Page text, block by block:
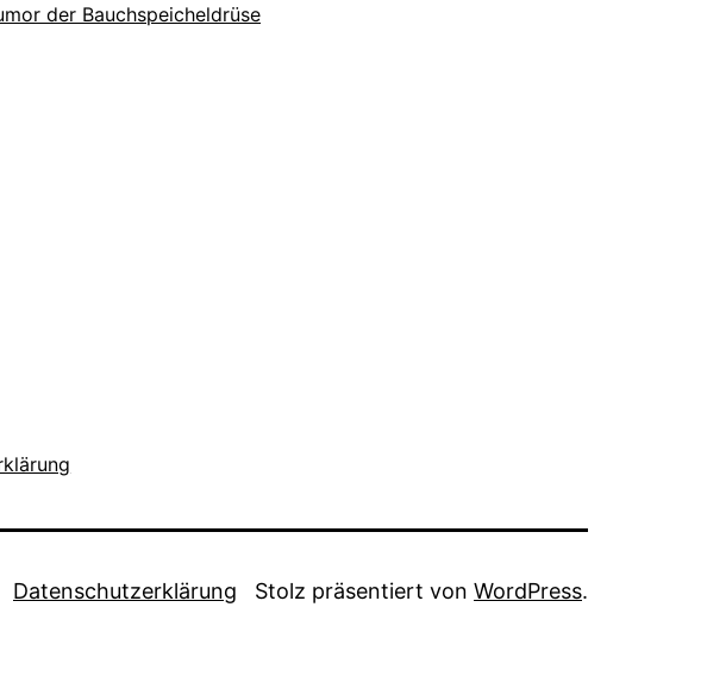
der Bauchspeicheldrüse
Datenschutzerklärung Stolz präsentiert von WordPress.